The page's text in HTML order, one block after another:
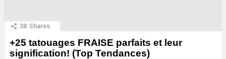
38 Shares
+25 tatouages ​​FRAISE parfaits et leur
signification! (Top Tendances)